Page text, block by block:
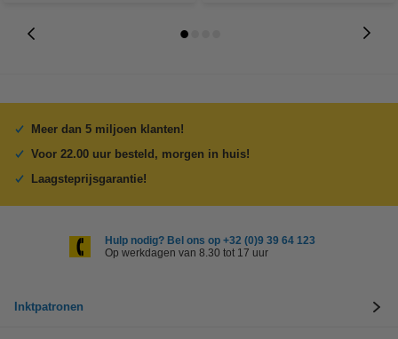
Meer dan 5 miljoen klanten!
Voor 22.00 uur besteld, morgen in huis!
Laagsteprijsgarantie!
Hulp nodig? Bel ons op +32 (0)9 39 64 123
Op werkdagen van 8.30 tot 17 uur
Inktpatronen